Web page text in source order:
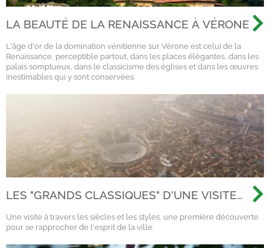
LA BEAUTÉ DE LA RENAISSANCE À VÉRONE
L'âge d'or de la domination vénitienne sur Vérone est celui de la
Renaissance, perceptible partout, dans les places élégantes, dans les
palais somptueux, dans le classicisme des églises et dans les œuvres
inestimables qui y sont conservées.
LES "GRANDS CLASSIQUES" D'UNE VISITE
Une visite à travers les siècles et les styles, une première découverte
pour se rapprocher de l'esprit de la ville.